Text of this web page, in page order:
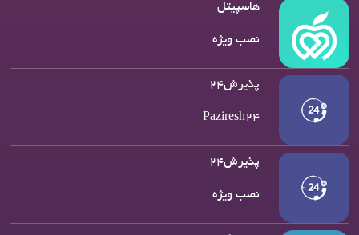
هاسپیتل
نصب ویژه
پذیرش۲۴
Paziresh24
پذیرش۲۴
نصب ویژه